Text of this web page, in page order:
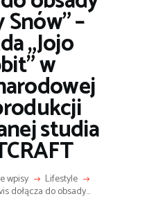
–
„Jojo
w
studia
wpisy Lifestyle
dołącza do obsady...